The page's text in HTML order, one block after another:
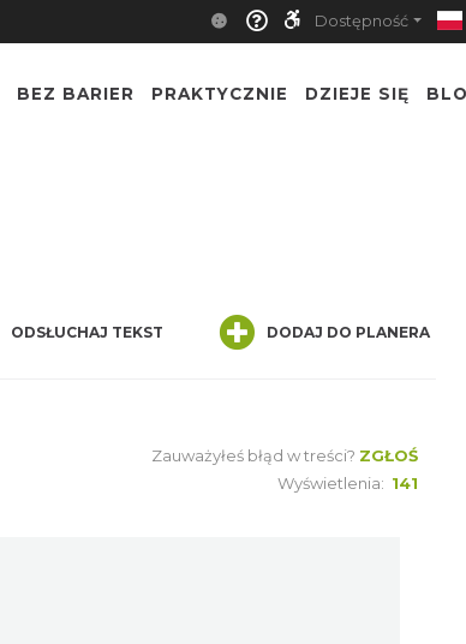
Dostępność
BEZ BARIER PRAKTYCZNIE DZIEJE SIĘ
ODSŁUCHAJ TEKST DODAJ DO PLANERA
Zauważyłeś błąd w treści? ZGŁOŚ
Wyświetlenia: 141